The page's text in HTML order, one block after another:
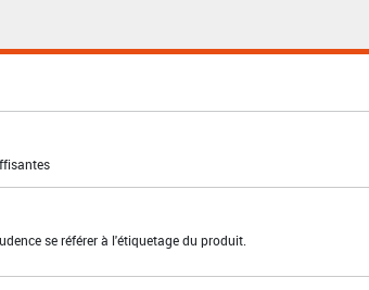
se référer à l'étiquetage du produit.